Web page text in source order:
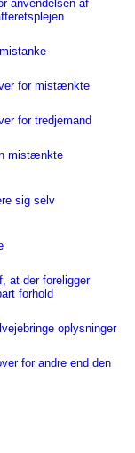
anvendelsen af
for mistænkte
for tredjemand
mistænkte
sig selv
at der foreligger
forhold
oplysninger
for andre end den